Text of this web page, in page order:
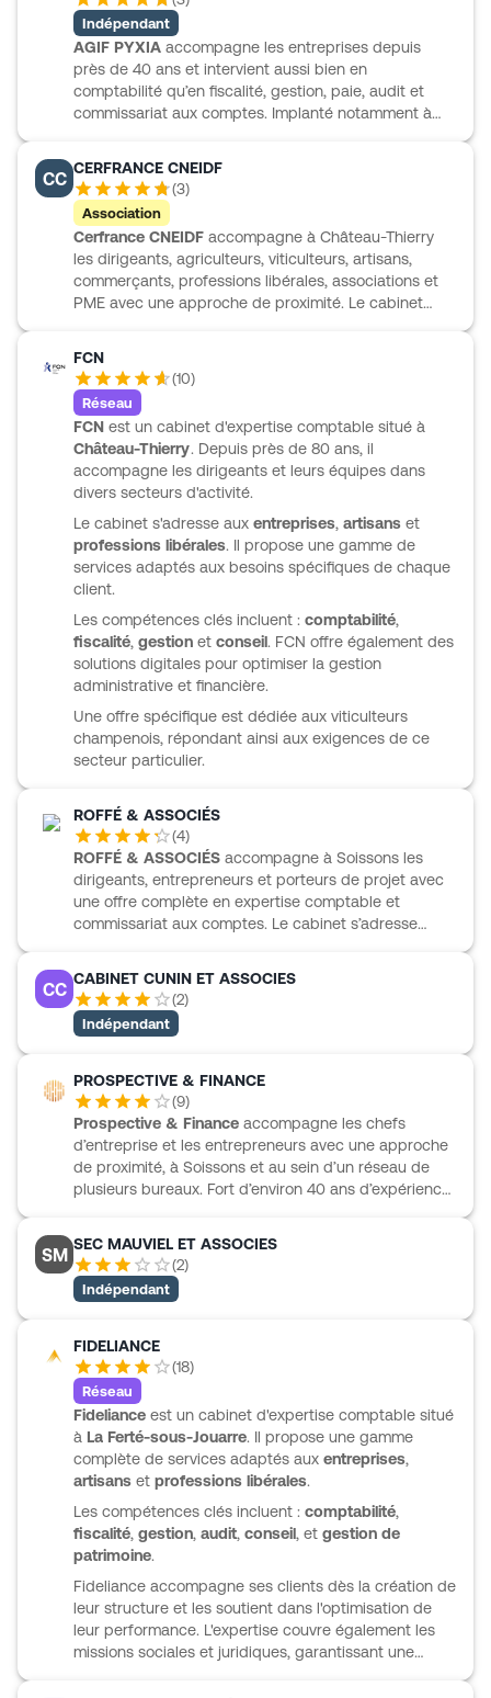
comptables et financières. FCN propose aussi un
accompagnement plus souple avec l’appui d’experts
dédiés, ainsi qu’une offre digitale collaborative pour
piloter l’entreprise au quotidien. Une offre spécifique,
FCN VINEA, est également dédiée aux viticulteurs
champenois.
Indépendant
AGIF PYXIA accompagne les entreprises depuis
près de 40 ans et intervient aussi bien en
comptabilité qu’en fiscalité, gestion, paie, audit et
commissariat aux comptes. Implanté notamment à
commissaires aux comptes, des juristes dédiés et un
pôle social important. AGIF PYXIA suit plus de 900
clients aux profils variés, des artisans aux
associations en passant par les TPE-PME et les
professions libérales, avec une spécialisation dans le
transport. L’accompagnement à la création
d’entreprise et le suivi par un interlocuteur unique
CC
CERFRANCE CNEIDF
(3)
Association
Cerfrance CNEIDF accompagne à Château-Thierry
les dirigeants, agriculteurs, viticulteurs, artisans,
commerçants, professions libérales, associations et
PME avec une approche de proximité. Le cabinet
conseil ponctuel sur des sujets juridiques,
patrimoniaux ou RH. Son équipe pluridisciplinaire
réunit comptables, experts-comptables, juristes,
fiscalistes et conseillers d’entreprise. Cerfrance
CNEIDF propose aussi des outils numériques comme
Cl@sseur collaboratif, Scan by Cerfrance et Web
Compta pour simplifier la gestion quotidienne, suivre
les résultats et sécuriser les obligations fiscales,
sociales et administratives.
FCN
(10)
Réseau
FCN est un cabinet d'expertise comptable situé à
Château-Thierry. Depuis près de 80 ans, il
accompagne les dirigeants et leurs équipes dans
divers secteurs d'activité.
Le cabinet s'adresse aux entreprises, artisans et
professions libérales. Il propose une gamme de
services adaptés aux besoins spécifiques de chaque
client.
Les compétences clés incluent : comptabilité,
fiscalité, gestion et conseil. FCN offre également des
solutions digitales pour optimiser la gestion
administrative et financière.
Une offre spécifique est dédiée aux viticulteurs
champenois, répondant ainsi aux exigences de ce
secteur particulier.
ROFFÉ & ASSOCIÉS
(4)
ROFFÉ & ASSOCIÉS accompagne à Soissons les
dirigeants, entrepreneurs et porteurs de projet avec
une offre complète en expertise comptable et
commissariat aux comptes. Le cabinet s’adresse
diversification, ainsi qu’aux acteurs de l’immobilier et
des locations meublées. Son organisation par profils
d’activité permet d’apporter un accompagnement
fiscalité, RH et paie, création et reprise, gestion de
patrimoine, audit et commissariat aux comptes, ainsi
que juridique. Une structure indépendante, installée
dans la durée, avec plus de 70 ans d’expérience.
CC
CABINET CUNIN ET ASSOCIES
(2)
Indépendant
PROSPECTIVE & FINANCE
(9)
Prospective & Finance accompagne les chefs
d’entreprise et les entrepreneurs avec une approche
de proximité, à Soissons et au sein d’un réseau de
plusieurs bureaux. Fort d’environ 40 ans d’expérience,
en comptabilité, gestion, fiscalité, droit des sociétés,
droit social et droit rural, avec des compétences
reconnues en agriculture, professions libérales,
cession et évaluation d’entreprises. Prospective &
Finance suit aussi les projets de création, reprise,
transmission et l’organisation du patrimoine personnel
des dirigeants.
SM
SEC MAUVIEL ET ASSOCIES
(2)
Indépendant
FIDELIANCE
(18)
Réseau
Fideliance est un cabinet d'expertise comptable situé
à La Ferté-sous-Jouarre. Il propose une gamme
complète de services adaptés aux entreprises,
artisans et professions libérales.
Les compétences clés incluent : comptabilité,
fiscalité, gestion, audit, conseil, et gestion de
patrimoine.
Fideliance accompagne ses clients dès la création de
leur structure et les soutient dans l'optimisation de
leur performance. L'expertise couvre également les
missions sociales et juridiques, garantissant une